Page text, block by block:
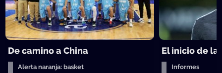
De camino a China
Alerta naranja: basket
El inicio de la
Informes